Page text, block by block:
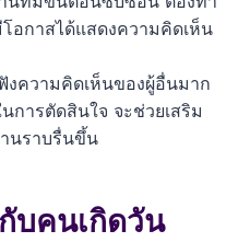
อกาสได้แสดงความคิดเห็น
งความคิดเห็นของผู้อื่นมาก
การตัดสินใจ จะช่วยเสริม
นราบรื่นขึ้น
บคนเกิดวัน